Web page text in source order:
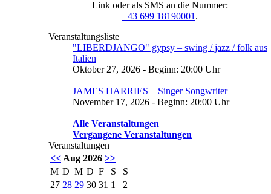
Link oder als SMS an die Nummer:
+43 699 18190001 .
Veranstaltungsliste
"LIBERDJANGO" gypsy – swing / jazz / folk aus
Italien
Oktober 27, 2026 - Beginn: 20:00 Uhr
JAMES HARRIES – Singer Songwriter
November 17, 2026 - Beginn: 20:00 Uhr
Alle Veranstaltungen
Vergangene Veranstaltungen
Veranstaltungen
<< Aug 2026 >>
M D M D F S
S
27 28 29 30 31 1
2